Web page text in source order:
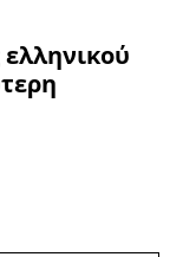
ελληνικού